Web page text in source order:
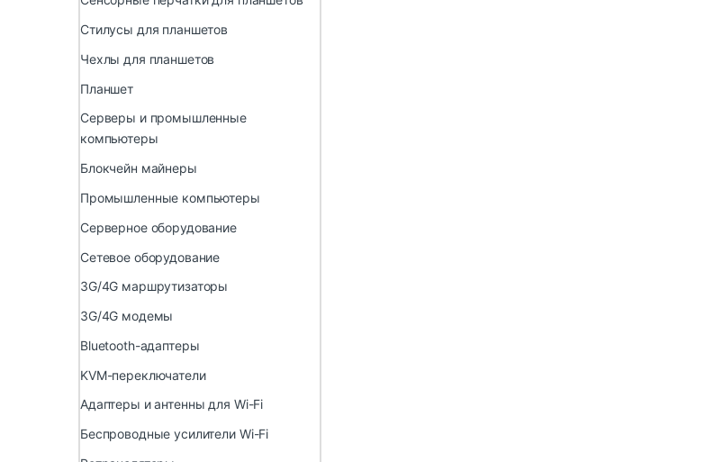
Стилусы для планшетов
Чехлы для планшетов
Планшет
Серверы и промышленные
компьютеры
Блокчейн майнеры
Промышленные компьютеры
Серверное оборудование
Сетевое оборудование
3G/4G маршрутизаторы
3G/4G модемы
Bluetooth-адаптеры
KVM-переключатели
Адаптеры и антенны для Wi-Fi
Беспроводные усилители Wi-Fi